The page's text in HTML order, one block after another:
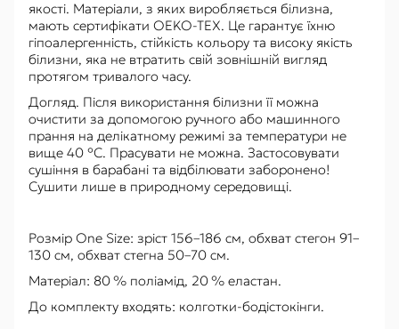
якості. Матеріали, з яких виробляється білизна,
мають сертифікати OEKO-TEX. Це гарантує їхню
гіпоалергенність, стійкість кольору та високу якість
білизни, яка не втратить свій зовнішній вигляд
протягом тривалого часу.
Догляд. Після використання білизни її можна
очистити за допомогою ручного або машинного
прання на делікатному режимі за температури не
вище 40 °С. Прасувати не можна. Застосовувати
сушіння в барабані та відбілювати заборонено!
Сушити лише в природному середовищі.
Розмір One Size: зріст 156–186 см, обхват стегон 91–
130 см, обхват стегна 50–70 см.
Матеріал: 80 % поліамід, 20 % еластан.
До комплекту входять: колготки-бодістокінги.